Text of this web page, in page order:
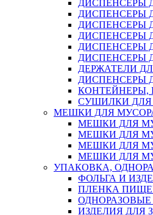
ДИСПЕНСЕРЫ
ДИСПЕНСЕРЫ
ДИСПЕНСЕРЫ
ДИСПЕНСЕРЫ
ДИСПЕНСЕРЫ
ДИСПЕНСЕРЫ
ДЕРЖАТЕЛИ
ДИСПЕНСЕРЫ
КОНТЕЙНЕРЫ,
СУШИЛКИ ДЛЯ
МЕШКИ ДЛЯ
МЕШКИ ДЛЯ
МЕШКИ ДЛЯ
МЕШКИ ДЛЯ
МЕШКИ ДЛЯ
УПАКОВКА,
ФОЛЬГА И
ПЛЕНКА
ИЗДЕЛИЯ ДЛЯ